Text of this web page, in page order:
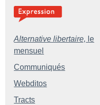
Alternative libertaire, le
mensuel
Communiqués
Webditos
Tracts